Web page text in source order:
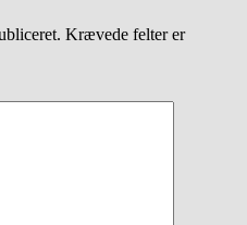
Krævede felter er